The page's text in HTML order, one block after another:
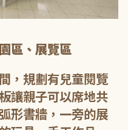
園區、展覽區
，規劃有兒童閱覽
讓親子可以席地共
形書牆，一旁的展